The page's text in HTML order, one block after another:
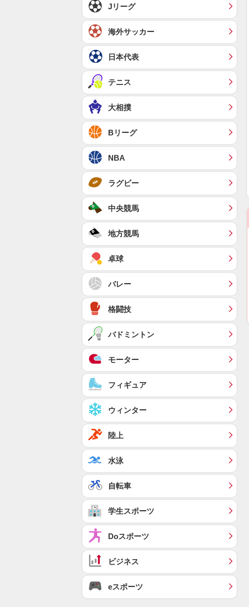
Jリーグ
海外サッカー
日本代表
テニス
大相撲
Bリーグ
NBA
ラグビー
中央競馬
地方競馬
卓球
バレー
格闘技
バドミントン
モーター
フィギュア
ウィンター
陸上
水泳
自転車
学生スポーツ
Doスポーツ
ビジネス
eスポーツ